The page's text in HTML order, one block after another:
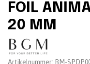
FOIL
20 MM
Leverantör:
Artikelnummer: BM-